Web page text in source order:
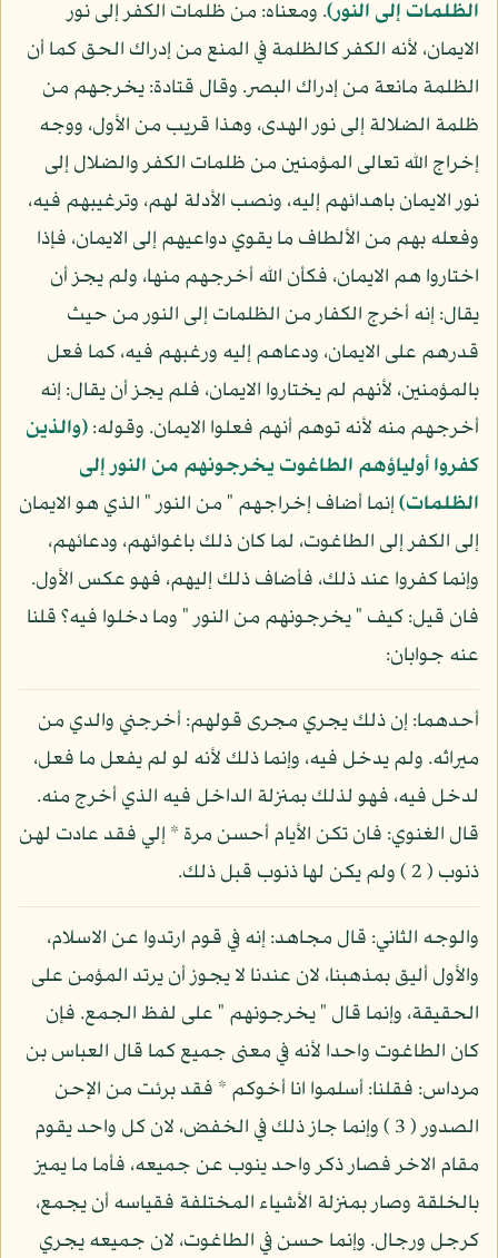
الظلمات إلى النور). ومعناه: من ظلمات الكفر إلى نور
الايمان، لأنه الكفر كالظلمة في المنع من إدراك الحق كما أن
الظلمة مانعة من إدراك البصر. وقال قتادة: يخرجهم من
ظلمة الضلالة إلى نور الهدى، وهذا قريب من الأول، ووجه
إخراج الله تعالى المؤمنين من ظلمات الكفر والضلال إلى
نور الايمان باهدائهم إليه، ونصب الأدلة لهم، وترغيبهم فيه،
وفعله بهم من الألطاف ما يقوي دواعيهم إلى الايمان، فإذا
اختاروا هم الايمان، فكأن الله أخرجهم منها، ولم يجز أن
يقال: إنه أخرج الكفار من الظلمات إلى النور من حيث
قدرهم على الايمان، ودعاهم إليه ورغبهم فيه، كما فعل
بالمؤمنين، لأنهم لم يختاروا الايمان، فلم يجز أن يقال: إنه
أخرجهم منه لأنه توهم أنهم فعلوا الايمان. وقوله:(والذين
كفروا أولياؤهم الطاغوت يخرجونهم من النور إلى
الظلمات)إنما أضاف إخراجهم " من النور " الذي هو الايمان
إلى الكفر إلى الطاغوت، لما كان ذلك باغوائهم، ودعائهم،
وإنما كفروا عند ذلك، فأضاف ذلك إليهم، فهو عكس الأول.
فان قيل: كيف " يخرجونهم من النور " وما دخلوا فيه؟ قلنا
عنه جوابان:
أحدهما: إن ذلك يجري مجرى قولهم: أخرجني والدي من
ميراثه. ولم يدخل فيه، وإنما ذلك لأنه لو لم يفعل ما فعل،
لدخل فيه، فهو لذلك بمنزلة الداخل فيه الذي أخرج منه.
قال الغنوي: فان تكن الأيام أحسن مرة * إلي فقد عادت لهن
ذنوب ( 2 ) ولم يكن لها ذنوب قبل ذلك.
والوجه الثاني: قال مجاهد: إنه في قوم ارتدوا عن الاسلام،
والأول أليق بمذهبنا، لان عندنا لا يجوز أن يرتد المؤمن على
الحقيقة، وإنما قال " يخرجونهم " على لفظ الجمع. فإن
كان الطاغوت واحدا لأنه في معنى جميع كما قال العباس بن
مرداس: فقلنا: أسلموا انا أخوكم * فقد برئت من الإحن
الصدور ( 3 ) وإنما جاز ذلك في الخفض، لان كل واحد يقوم
مقام الاخر فصار ذكر واحد ينوب عن جميعه، فأما ما يميز
بالخلقة وصار بمنزلة الأشياء المختلفة فقياسه أن يجمع،
كرجل ورجال. وإنما حسن في الطاغوت، لان جميعه يجري